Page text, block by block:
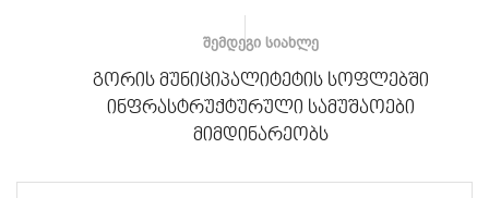
ᲨᲔᲛᲓᲔᲒᲘ ᲡᲘᲐᲮᲚᲔ
გორის მუნიციპალიტეტის სოფლებში
ინფრასტრუქტურული სამუშაოები
მიმდინარეობს